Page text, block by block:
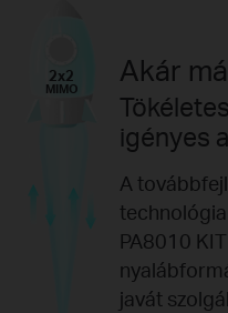
Akár
igényes
A
PA8010
javát
2x2
MIMO